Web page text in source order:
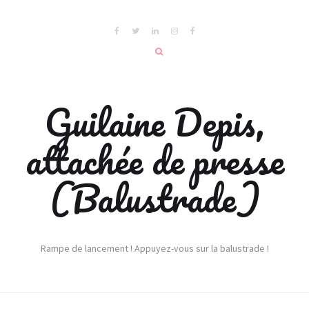
Guilaine Depis,
attachée de presse
(Balustrade)
Rampe de lancement ! Appuyez-vous sur la balustrade !